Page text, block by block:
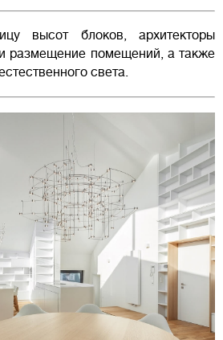
высот блоков, архитекторы
размещение помещений, а также
света.